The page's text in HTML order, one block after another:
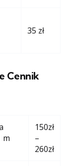
35 zł
Cennik
m
150zł
–
260zł